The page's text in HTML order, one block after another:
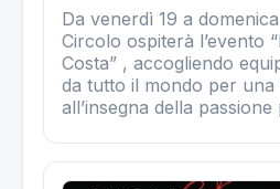
Da venerdì 19 a
Circolo ospiterà l’evento
Costa” , accogliendo
da tutto il mondo per una
all’insegna della passione